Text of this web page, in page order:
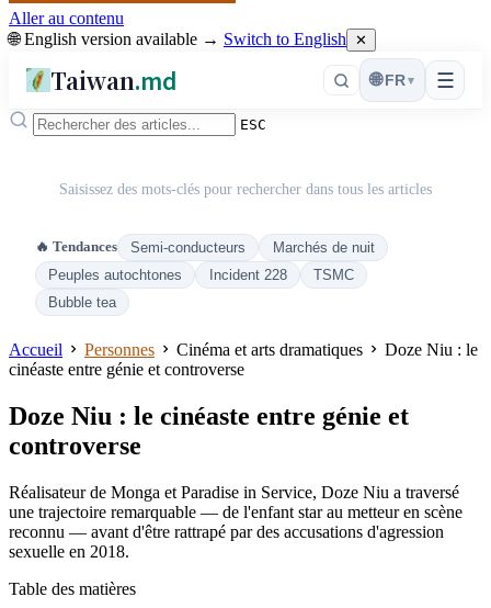
Aller au contenu
🌐 English version available → Switch to English ✕
Taiwan.md ☰
🌐 FR ▾
ESC
Saisissez des mots-clés pour rechercher dans tous les articles
🔥 Tendances Semi-conducteurs
Marchés de nuit
Peuples autochtones
Incident 228
TSMC
Bubble tea
Accueil Personnes Cinéma et arts dramatiques
Doze Niu : le
cinéaste entre génie et controverse
Doze Niu : le cinéaste entre génie et
controverse
Réalisateur de Monga et Paradise in Service, Doze Niu a traversé
une trajectoire remarquable — de l'enfant star au metteur en scène
reconnu — avant d'être rattrapé par des accusations d'agression
sexuelle en 2018.
Table des matières